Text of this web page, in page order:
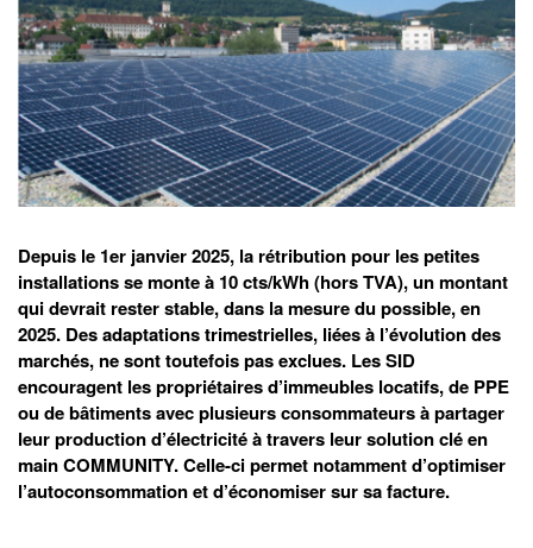
Depuis le 1er janvier 2025, la rétribution pour les petites
installations se monte à 10 cts/kWh (hors TVA), un montant
qui devrait rester stable, dans la mesure du possible, en
2025. Des adaptations trimestrielles, liées à l’évolution des
marchés, ne sont toutefois pas exclues. Les SID
encouragent les propriétaires d’immeubles locatifs, de PPE
ou de bâtiments avec plusieurs consommateurs à partager
leur production d’électricité à travers leur solution clé en
main COMMUNITY. Celle-ci permet notamment d’optimiser
l’autoconsommation et d’économiser sur sa facture.